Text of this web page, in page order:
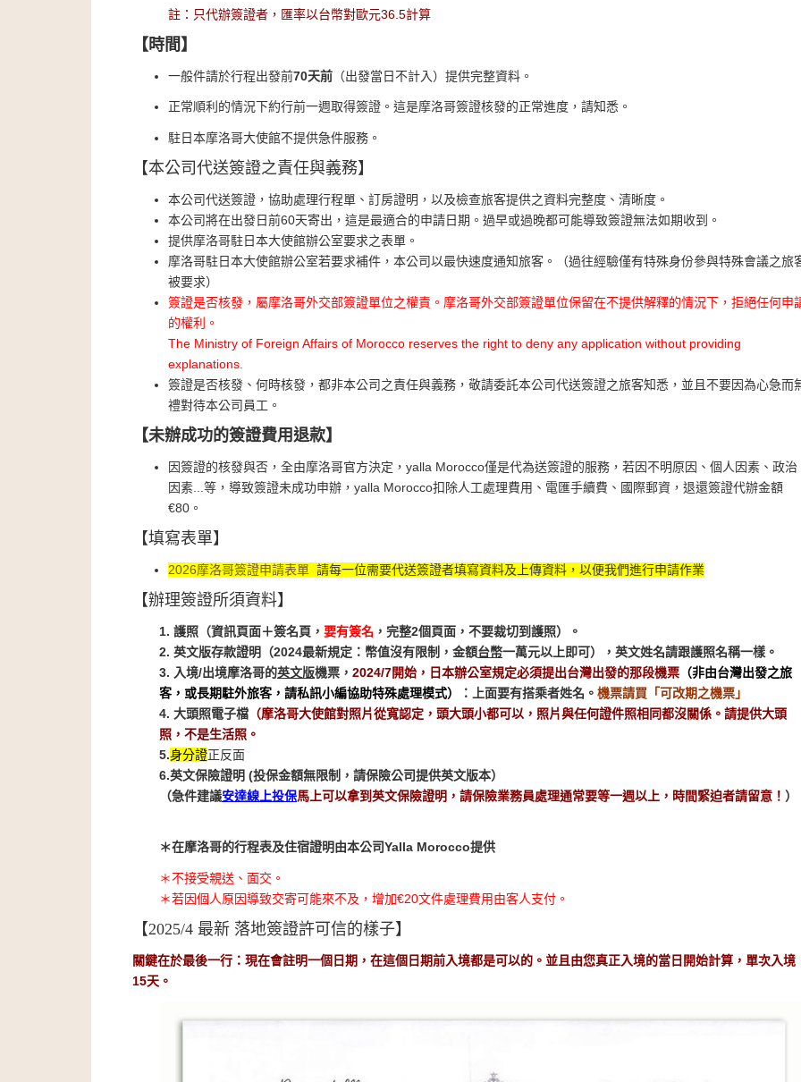
註：只代辦簽證者，匯率以台幣對歐元36.5計算
【時間】
一般件請於行程出發前70天前 （出發當日不計入）提供完整資料。
正常順利的情況下約行前一週取得簽證。這是摩洛哥簽證核發的正常進度，請知悉。
駐日本摩洛哥大使館不提供急件服務。
【本公司代送簽證之責任與義務】
本公司代送簽證，協助處理行程單、訂房證明，以及檢查旅客提供之資料完整度、清晰度。
本公司將在出發日前60天寄出，這是最適合的申請日期。過早或過晚都可能導致簽證無法如期收到。
提供摩洛哥駐日本大使館辦公室要求之表單。
摩洛哥駐日本大使館辦公室若要求補件，本公司以最快速度通知旅客。（過往經驗僅有特殊身份參與特殊會議之旅
被要求）
簽證是否核發，屬摩洛哥外交部簽證單位之權責。摩洛哥外交部簽證單位保留在不提供解釋的情況下，拒絕任何申
的權利。
The Ministry of Foreign Affairs of Morocco reserves the right to deny any application without providing
explanations.
簽證是否核發、何時核發，都非本公司之責任與義務，敬請委託本公司代送簽證之旅客知悉，並且不要因為心急而
禮對待本公司員工。
【未辦成功的簽證費用退款】
因簽證的核發與否，全由摩洛哥官方決定，yalla Morocco僅是代為送簽證的服務，若因不明原因、個人因素、政治
因素...等，導致簽證未成功申辦，yalla Morocco扣除人工處理費用、電匯手續費、國際郵資，退還簽證代辦金額
€80。
【填寫表單】
2026摩洛哥簽證申請表單 請每一位需要代送簽證者填寫資料及上傳資料，以便我們進行申請作業
【辦理簽證所須資料】
1. 護照（資訊頁面＋簽名頁， 要有簽名 ，完整2個頁面，不要裁切到護照）
。
2. 英文版存款證明（2024最新規定：幣值沒有限制，金額台幣一萬元以上即可），英文姓名請跟護照名稱一樣。
3. 入境/出境摩洛哥的英文版機票， 2024/7開始，日本辦公室規定必須提出台灣出發的那段機票 （非由台灣出發之旅
客，或長期駐外旅客，請私訊小編協助特殊處理模式）
：上面要有搭乘者姓名。 機票請買「可改期之機票」
4. 大頭照電子檔 （摩洛哥大使館對照片從寬認定，頭大頭小都可以，照片與任何證件照相同都沒關係。請提供大頭
照，不是生活照。
5.身分證正反面
6.英文保險證明 (投保金額無限制，請保險公司提供英文版本）
（急件建議安達線上投保馬上可以拿到英文保險證明，請保險業務員處理通常要等一週以上，時間緊迫者請留意！ ）
＊在摩洛哥的行程表及住宿證明由本公司Yalla Morocco提供
＊不接受親送、面交。
＊若因個人原因導致交寄可能來不及，增加€20文件處理費用由客人支付。
【2025/4 最新 落地簽證許可信的樣子】
關鍵在於最後一行：現在會註明一個日期，在這個日期前入境都是可以的。並且由您真正入境的當日開始計算，單次入境
15天。